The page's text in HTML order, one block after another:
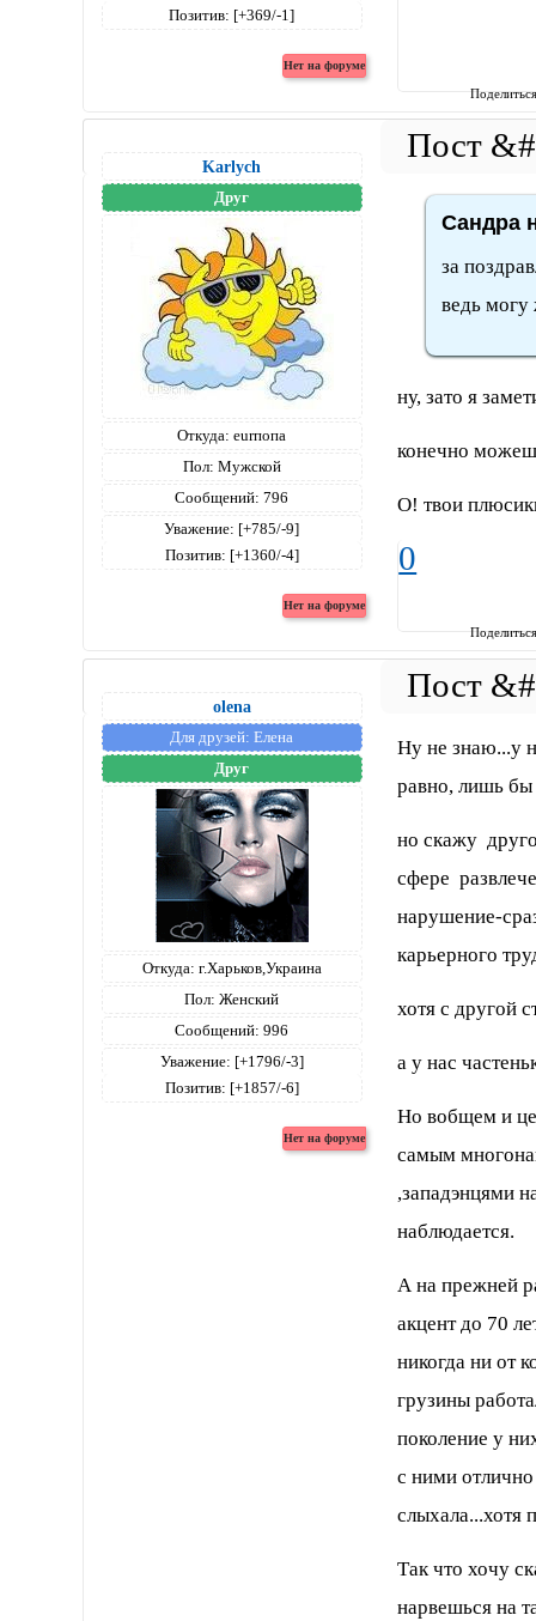
Позитив: [+369/-1]
Karlych
Друг
Откуда: eurпопа
Пол: Мужской
Сообщений: 796
Уважение: [+785/-9]
Позитив: [+1360/-4]
Сандра
за
ведь могу
ну, зато я
конечно
О! твои
0
olena
Для друзей: Елена
Друг
Откуда: г.Харьков,Украина
Пол: Женский
Сообщений: 996
Уважение: [+1796/-3]
Позитив: [+1857/-6]
Ну не знаю...у
равно, лишь бы
но скажу
сфере
нарушение-
карьерного
хотя с другой
а у нас
Но вобщем и
самым
,западэнцями
наблюдается.
А на прежней
акцент до 70
никогда ни от
грузины
поколение у
с ними
слыхала...хотя
Так что хочу
нарвешься на